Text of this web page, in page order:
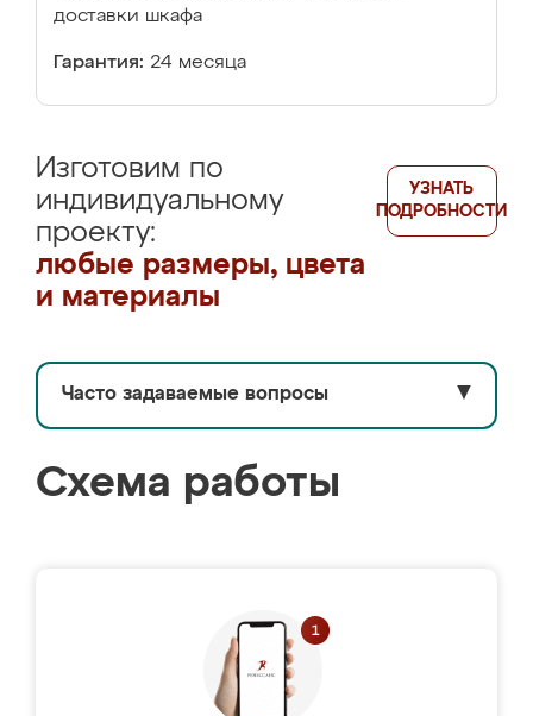
доставки шкафа
Гарантия: 24 месяца
Изготовим по
индивидуальному
проекту:
любые размеры, цвета
и материалы
УЗНАТЬ
ПОДРОБНОСТИ
Часто задаваемые вопросы ▼
Схема работы